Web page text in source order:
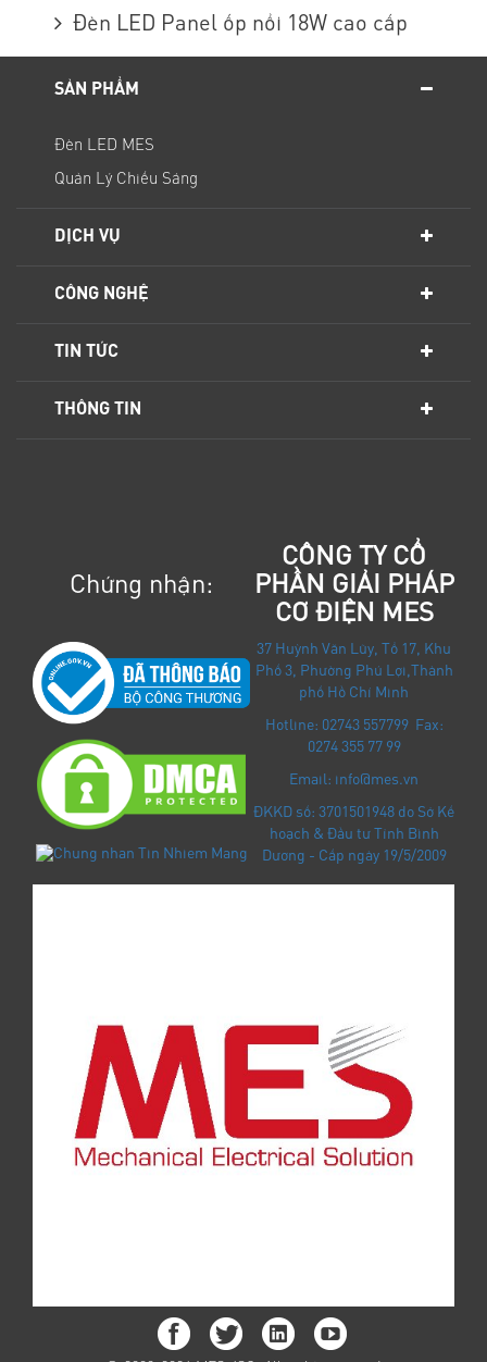
Đèn LED Panel ốp nổi 18W cao cấp
SẢN PHẨM
Đèn LED MES
Quản Lý Chiếu Sáng
DỊCH VỤ
CÔNG NGHỆ
TIN TỨC
THÔNG TIN
Chứng nhận:
CÔNG TY CỔ
PHẦN GIẢI PHÁP
CƠ ĐIỆN MES
37 Huỳnh Văn Lũy, Tổ 17, Khu
Phố 3, Phường Phú Lợi, Thành
phố Hồ Chí Minh
Hotline: 02743 557799 Fax:
0274 355 77 99
Email: info@mes.vn
ĐKKD số: 3701501948 do Sở Kế
hoạch & Đầu tư Tỉnh Bình
Dương - Cấp ngày 19/5/2009